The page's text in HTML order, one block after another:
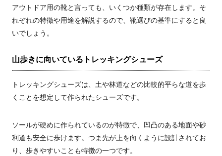
アウトドア用の靴と言っても、いくつか種類が存在します。そ
れぞれの特徴や用途を解説するので、靴選びの基準にすると良
いでしょう。
山歩きに向いているトレッキングシューズ
トレッキングシューズは、土や林道などの比較的平らな道を歩
くことを想定して作られたシューズです。
ソールが硬めに作られているのが特徴で、凹凸のある地面や砂
利道も安全に歩けます。つま先が上を向くように設計されてお
り、歩きやすいことも特徴の一つです。